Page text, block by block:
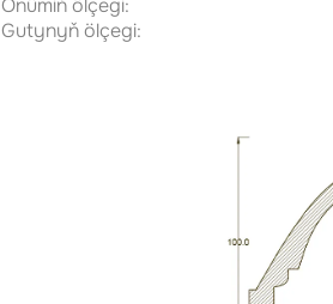
Önümiň ölçegi:
Gutynyň ölçegi: